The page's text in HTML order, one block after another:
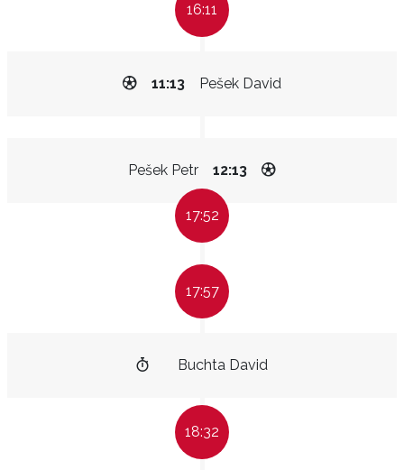
16:11
Pešek David
11:13
Pešek Petr 12:13
17:52
17:57
Buchta David
18:32